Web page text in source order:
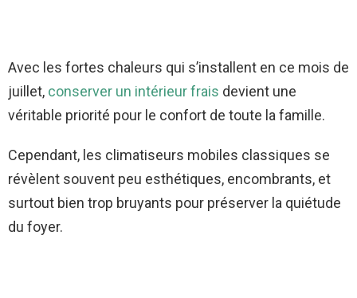
Avec les fortes chaleurs qui s’installent en ce mois de
juillet, conserver un intérieur frais devient une
véritable priorité pour le confort de toute la famille.
Cependant, les climatiseurs mobiles classiques se
révèlent souvent peu esthétiques, encombrants, et
surtout bien trop bruyants pour préserver la quiétude
du foyer.